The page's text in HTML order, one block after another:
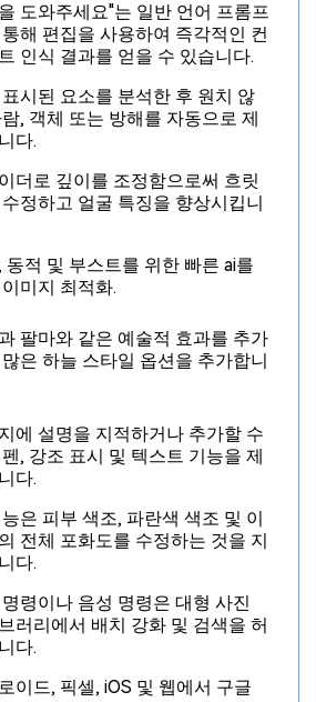
도와주세요"는 일반 언어 프롬프
해 편집을 사용하여 즉각적인 컨
인식 결과를 얻을 수 있습니다.
시된 요소를 분석한 후 원치 않
, 객체 또는 방해를 자동으로 제
다.
더로 깊이를 조정함으로써 흐릿
정하고 얼굴 특징을 향상시킵니
동적 및 부스트를 위한 빠른 ai를
미지 최적화.
팔마와 같은 예술적 효과를 추가
은 하늘 스타일 옵션을 추가합니
에 설명을 지적하거나 추가할 수
, 강조 표시 및 텍스트 기능을 제
다.
은 피부 색조, 파란색 색조 및 이
전체 포화도를 수정하는 것을 지
다.
령이나 음성 명령은 대형 사진
러리에서 배치 강화 및 검색을 허
다.
이드, 픽셀, iOS 및 웹에서 구글